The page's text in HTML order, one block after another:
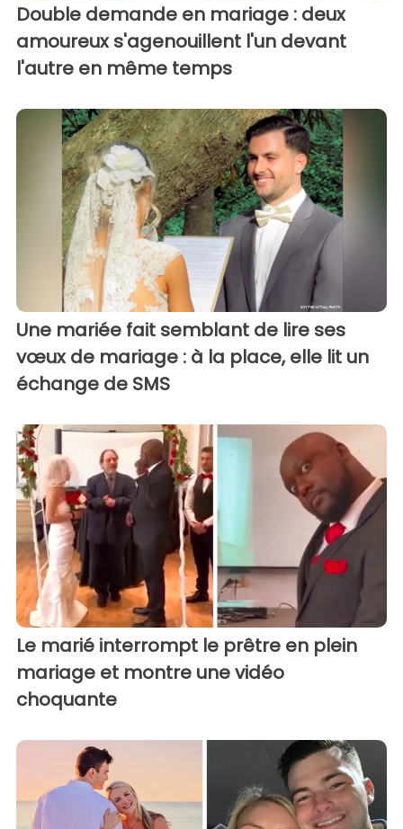
Double demande en mariage : deux
amoureux s'agenouillent l'un devant
l'autre en même temps
Une mariée fait semblant de lire ses
vœux de mariage : à la place, elle lit un
échange de SMS
Le marié interrompt le prêtre en plein
mariage et montre une vidéo
choquante